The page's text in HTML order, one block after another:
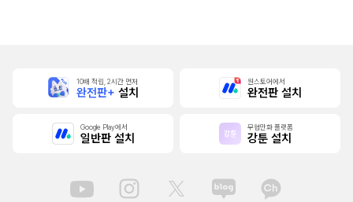
10배 적립, 2시간 먼저
완전판+ 설치
원스토어에서
완전판 설치
Google Play에서
일반판 설치
무협만화 플랫폼
강툰 설치